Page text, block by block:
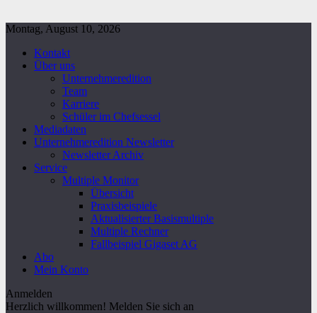
Montag, August 10, 2026
Kontakt
Über uns
Unternehmeredition
Team
Karriere
Schüler im Chefsessel
Mediadaten
Unternehmeredition Newsletter
Newsletter Archiv
Service
Multiple Monitor
Übersicht
Praxisbeispiele
Aktualisierter Basismultiple
Multiple Rechner
Fallbeispiel Gigaset AG
Abo
Mein Konto
Anmelden
Herzlich willkommen! Melden Sie sich an